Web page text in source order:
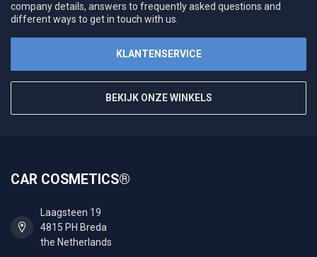
company details, answers to frequently asked questions and
different ways to get in touch with us.
KLANTENSERVICE
BEKIJK ONZE WINKELS
CAR COSMETICS®
Laagsteen 19
4815 PH Breda
the Netherlands